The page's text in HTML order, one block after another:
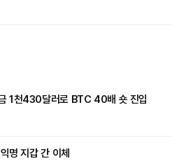
1천430달러로 BTC 40배 숏 진입
명 지갑 간 이체